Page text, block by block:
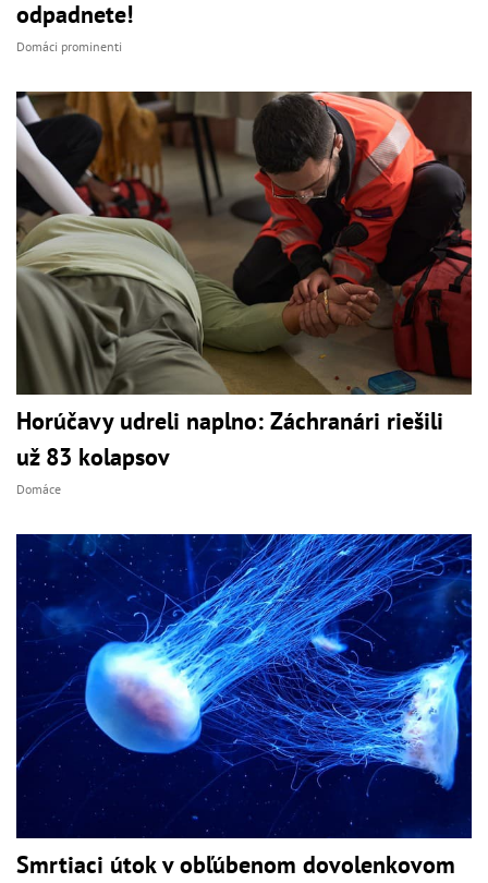
odpadnete!
Domáci prominenti
Horúčavy udreli naplno: Záchranári riešili
už 83 kolapsov
Domáce
Smrtiaci útok v obľúbenom dovolenkovom